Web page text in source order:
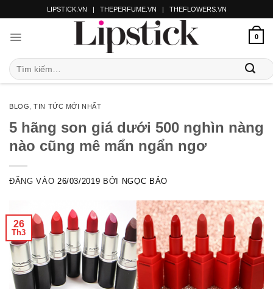
LIPSTICK.VN | THEPERFUME.VN | THEFLOWERS.VN
0
BLOG ,TIN TỨC MỚI NHẤT
5 hãng son giá dưới 500 nghìn nàng
nào cũng mê mẩn ngẩn ngơ
ĐĂNG VÀO 26/03/2019 BỞI NGỌC BẢO
26
Th3